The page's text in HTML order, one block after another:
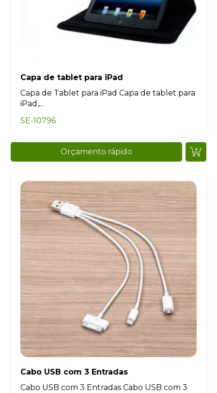
Capa de tablet para iPad
Capa de Tablet para iPad Capa de tablet para
iPad,...
SE-10796
Orçamento rápido
Cabo USB com 3 Entradas
Cabo USB com 3 Entradas Cabo USB com 3